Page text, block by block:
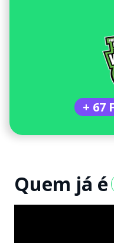
+ 67
Quem já é